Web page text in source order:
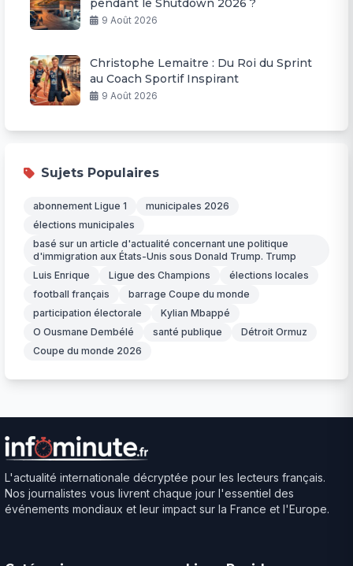
pendant le Shutdown 2026 ?
9 Août 2026
Christophe Lemaitre : Du Roi du Sprint
au Coach Sportif Inspirant
9 Août 2026
Sujets Populaires
abonnement Ligue 1
municipales 2026
élections municipales
basé sur un article d'actualité concernant une politique
d'immigration aux États-Unis sous Donald Trump. Trump
Luis Enrique
Ligue des Champions
élections locales
football français
barrage Coupe du monde
participation électorale
Kylian Mbappé
O Ousmane Dembélé
santé publique
Détroit Ormuz
Coupe du monde 2026
L'actualité internationale décryptée pour les lecteurs français.
Nos journalistes vous livrent chaque jour l'essentiel des
événements mondiaux et leur impact sur la France et l'Europe.